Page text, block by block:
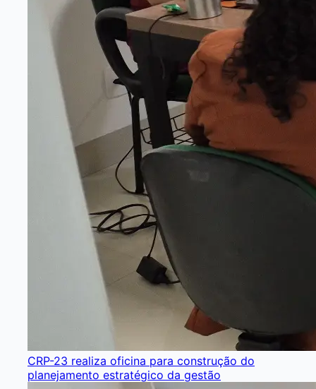
CRP-23 realiza oficina para construção do
planejamento estratégico da gestão